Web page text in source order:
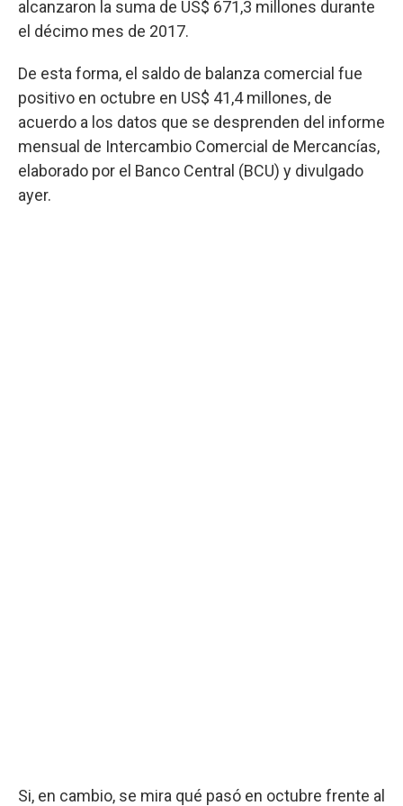
alcanzaron la suma de US$ 671,3 millones durante
el décimo mes de 2017.
De esta forma, el saldo de balanza comercial fue
positivo en octubre en US$ 41,4 millones, de
acuerdo a los datos que se desprenden del informe
mensual de Intercambio Comercial de Mercancías,
elaborado por el Banco Central (BCU) y divulgado
ayer.
Si, en cambio, se mira qué pasó en octubre frente al